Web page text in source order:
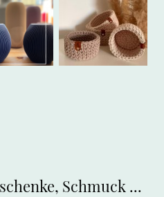
Schmuck ...